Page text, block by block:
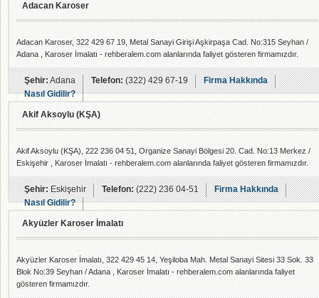
Adacan Karoser
Adacan Karoser, 322 429 67 19, Metal Sanayi Girişi Aşkirpaşa Cad. No:315 Seyhan /
Adana , Karoser İmalatı - rehberalem.com alanlarında faliyet gösteren firmamızdır.
Şehir:Adana Telefon:(322) 429 67-19
Firma Hakkında
Nasıl Gidilir?
Akif Aksoylu (KŞA)
Akif Aksoylu (KŞA), 222 236 04 51, Organize Sanayi Bölgesi 20. Cad. No:13 Merkez /
Eskişehir , Karoser İmalatı - rehberalem.com alanlarında faliyet gösteren firmamızdır.
Şehir:Eskişehir Telefon:(222) 236 04-51
Firma Hakkında
Nasıl Gidilir?
Akyüzler Karoser İmalatı
Akyüzler Karoser İmalatı, 322 429 45 14, Yeşiloba Mah. Metal Sanayi Sitesi 33 Sok. 33
Blok No:39 Seyhan / Adana , Karoser İmalatı - rehberalem.com alanlarında faliyet
gösteren firmamızdır.